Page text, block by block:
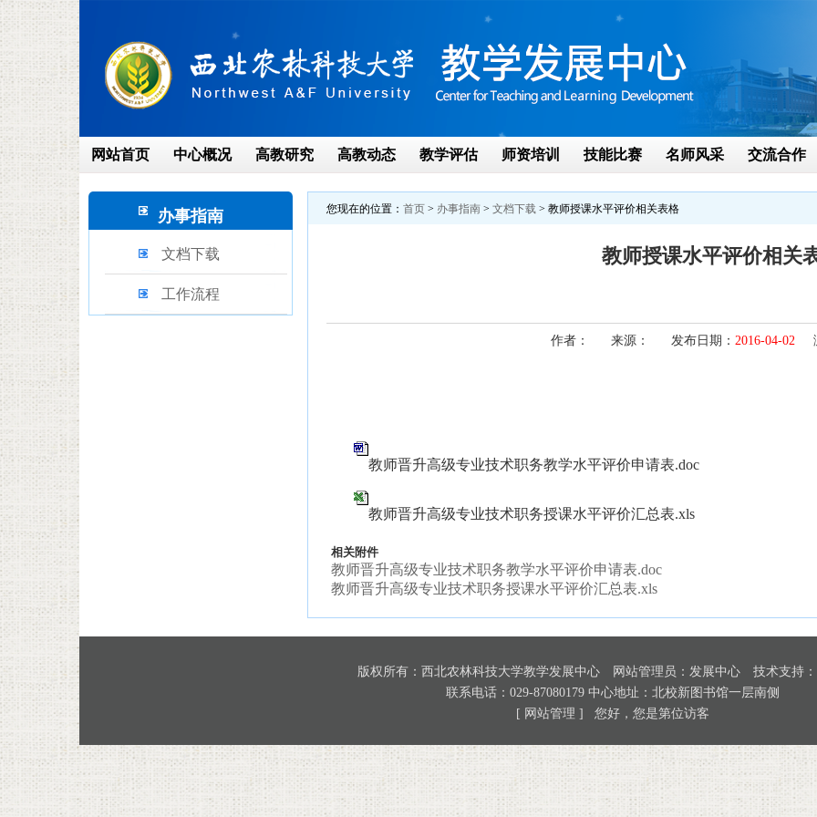
网站首页 中心概况 高教研究 高教动态 教学评估 师资培训 技能比赛 名师风采 交流合作
办事指南
文档下载
工作流程
您现在的位置： 首页 > 办事指南 > 文档下载 > 教师授课水平评价相关表格
教师授课水平评价相关
作者： 来源： 发布日期： 2016-04-02
教师晋升高级专业技术职务教学水平评价申请表.doc
教师晋升高级专业技术职务授课水平评价汇总表.xls
相关附件
教师晋升高级专业技术职务教学水平评价申请表.doc
教师晋升高级专业技术职务授课水平评价汇总表.xls
版权所有：西北农林科技大学教学发展中心 网站管理员：发展中心 技术支持
联系电话：029-87080179 中心地址：北校新图书馆一层南侧
[ 网站管理 ]
您好，您是第位访客